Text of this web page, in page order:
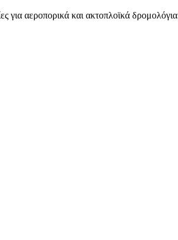
για αεροπορικά και ακτοπλοϊκά